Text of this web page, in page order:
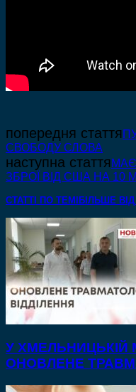
попередня стаття
СВОБОДУ СЛОВА
наступна стаття
ЗБРОЇ ВІД США НА 10
СТАТТІ ПО ТЕМІ БІЛЬШЕ
У ХМЕЛЬНИЦЬКІЙ
ОНОВЛЕНЕ